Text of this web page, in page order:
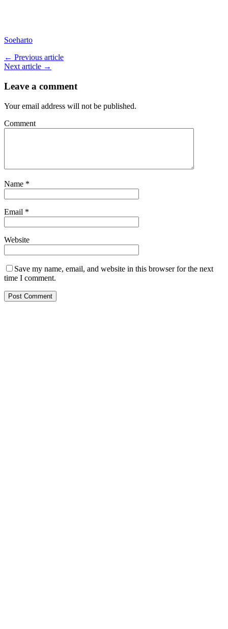
Soeharto
← Previous article
Next article →
Leave a comment
Your email address will not be published.
Comment
Name *
Email *
Website
Save my name, email, and website in this browser for the next
time I comment.